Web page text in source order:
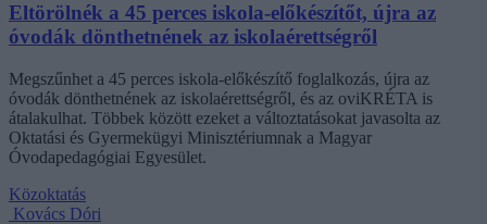
Eltörölnék a 45 perces iskola-előkészítőt, újra az
óvodák dönthetnének az iskolaérettségről
Megszűnhet a 45 perces iskola-előkészítő foglalkozás, újra az
óvodák dönthetnének az iskolaérettségről, és az oviKRÉTA is
átalakulhat. Többek között ezeket a változtatásokat javasolta az
Oktatási és Gyermekügyi Minisztériumnak a Magyar
Óvodapedagógiai Egyesület.
Közoktatás
Kovács Dóri